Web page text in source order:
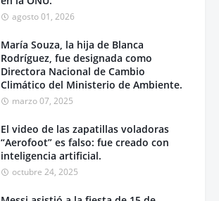
agosto 01, 2026
María Souza, la hija de Blanca
Rodríguez, fue designada como
Directora Nacional de Cambio
Climático del Ministerio de Ambiente.
marzo 07, 2025
El video de las zapatillas voladoras
“Aerofoot” es falso: fue creado con
inteligencia artificial.
octubre 24, 2025